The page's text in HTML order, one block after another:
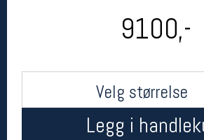
9100,-
Velg størrelse
Legg i
Vis i kart
Kontakt oss